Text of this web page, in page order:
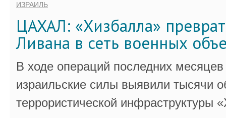
ИЗРАИЛЬ
ЦАХАЛ: «Хизбалла»
Ливана в сеть военных
В ходе операций последних
израильские силы выявили тысячи
террористической инфраструктуры